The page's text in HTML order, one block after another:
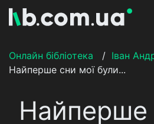
Онлайн бібліотека
/ Іван
Найперше сни мої були...
Найперше